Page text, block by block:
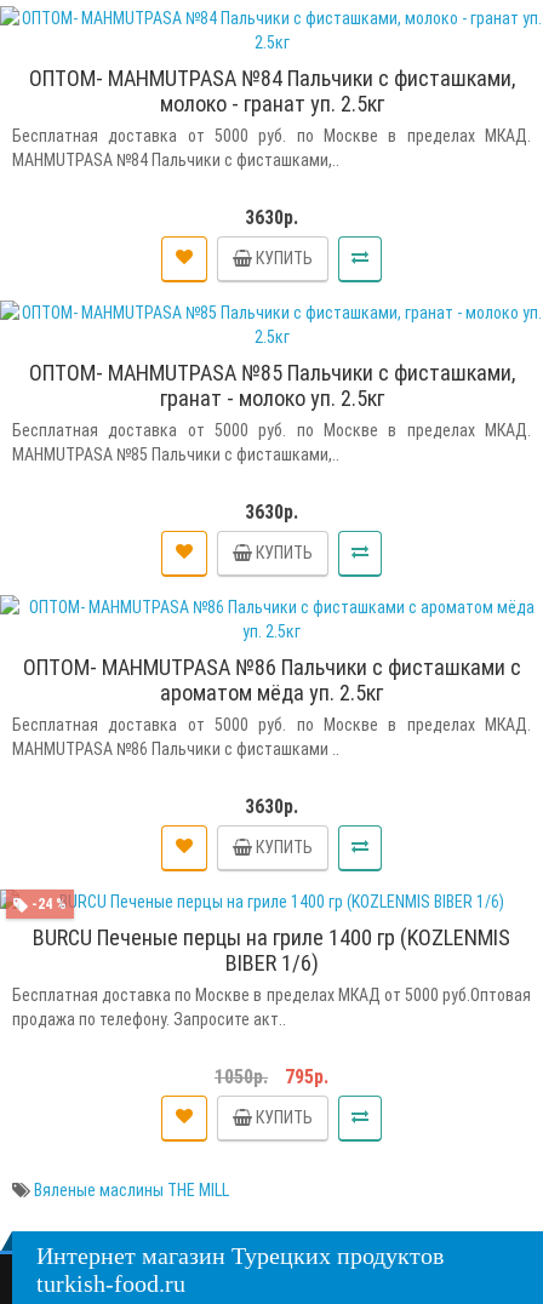
ОПТОМ- MAHMUTPASA №84 Пальчики с фисташками,
молоко - гранат уп. 2.5кг
Бесплатная доставка от 5000 руб. по Москве в пределах МКАД.
MAHMUTPASA №84 Пальчики с фисташками,..
3630р.
КУПИТЬ
ОПТОМ- MAHMUTPASA №85 Пальчики с фисташками,
гранат - молоко уп. 2.5кг
Бесплатная доставка от 5000 руб. по Москве в пределах МКАД.
MAHMUTPASA №85 Пальчики с фисташками,..
3630р.
КУПИТЬ
ОПТОМ- MAHMUTPASA №86 Пальчики с фисташками с
ароматом мёда уп. 2.5кг
Бесплатная доставка от 5000 руб. по Москве в пределах МКАД.
MAHMUTPASA №86 Пальчики с фисташками ..
3630р.
КУПИТЬ
-24 %
BURCU Печеные перцы на гриле 1400 гр (KOZLENMIS
BIBER 1/6)
Бесплатная доставка по Москве в пределах МКАД от 5000 руб.Оптовая
продажа по телефону. Запросите акт..
1050р. 795р.
КУПИТЬ
Вяленые маслины THE MILL
Интернет магазин Турецких продуктов
turkish-food.ru